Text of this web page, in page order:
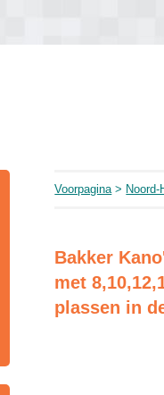
Voorpagina> Noord-
Bakker
met
plassen in